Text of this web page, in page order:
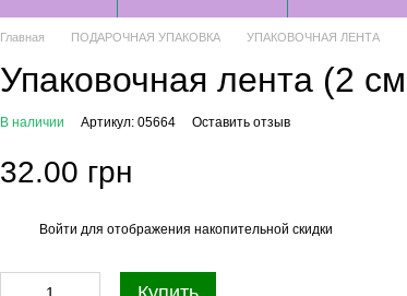
Главная ПОДАРОЧНАЯ УПАКОВКА УПАКОВОЧНАЯ ЛЕНТА
Упаковочная лента (2
В наличии Артикул: 05664 Оставить отзыв
32.00 грн
Войти для отображения накопительной скидки